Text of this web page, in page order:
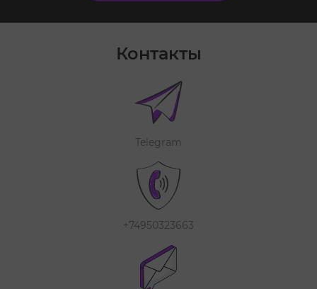
Контакты
Telegram
+74950323663